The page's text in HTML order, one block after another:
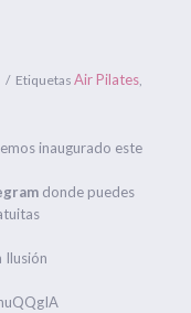
Etiquetas Air Pilates,
inaugurado este
donde puedes
Ilusión